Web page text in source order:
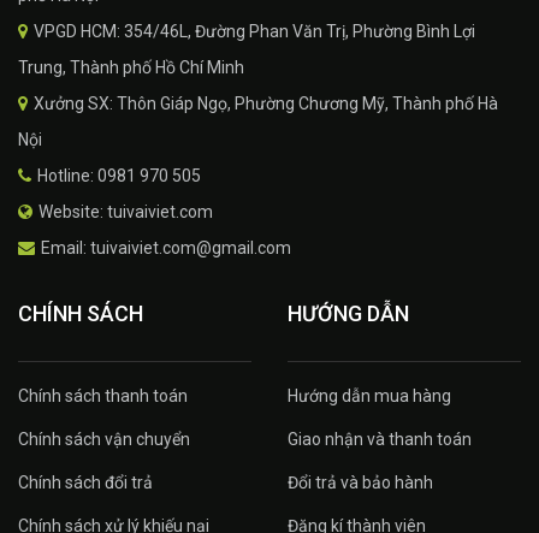
VPGD HCM: 354/46L, Đường Phan Văn Trị, Phường Bình Lợi
Trung, Thành phố Hồ Chí Minh
Xưởng SX: Thôn Giáp Ngọ, Phường Chương Mỹ, Thành phố Hà
Nội
Hotline: 0981 970 505
Website: tuivaiviet.com
Email: tuivaiviet.com@gmail.com
CHÍNH SÁCH
Chính sách thanh toán
Chính sách vận chuyển
Chính sách đổi trả
Chính sách xử lý khiếu nại
HƯỚNG DẪN
Hướng dẫn mua hàng
Giao nhận và thanh toán
Đổi trả và bảo hành
Đăng kí thành viên